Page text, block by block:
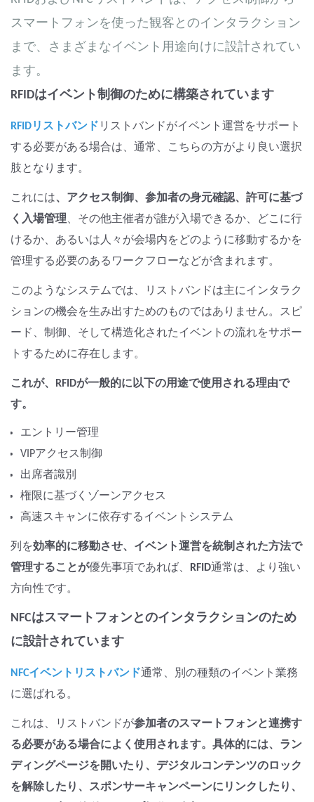
スマートフォンを使った観客とのインタラクション
まで、さまざまなイベント用途向けに設計されてい
ます。
RFIDはイベント制御のために構築されています
RFIDリストバンド リストバンドがイベント運営をサポート
する必要がある場合は、通常、こちらの方がより良い選択
肢となります。
これには、アクセス制御、参加者の身元確認、許可に基づ
く入場管理、その他主催者が誰が入場できるか、どこに行
けるか、あるいは人々が会場内をどのように移動するかを
管理する必要のあるワークフローなどが含まれます。
このようなシステムでは、リストバンドは主にインタラク
ションの機会を生み出すためのものではありません。スピ
ード、制御、そして構造化されたイベントの流れをサポー
トするために存在します。
これが、RFIDが一般的に以下の用途で使用される理由で
す。
エントリー管理
VIPアクセス制御
出席者識別
権限に基づくゾーンアクセス
高速スキャンに依存するイベントシステム
列を効率的に移動させ、イベント運営を統制された方法で
管理することが優先事項であれば、 RFID通常は、より強い
方向性です。
NFCはスマートフォンとのインタラクションのため
に設計されています
NFCイベントリストバンド通常、別の種類のイベント業務
に選ばれる。
これは、リストバンドが参加者のスマートフォンと連携す
る必要がある場合によく使用されます。具体的には、ラン
ディングページを開いたり、デジタルコンテンツのロック
を解除したり、スポンサーキャンペーンにリンクしたり、